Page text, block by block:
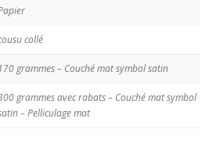
collé
170 grammes – Couché mat symbol satin
grammes avec rabats – Couché mat symbol
– Pelliculage mat